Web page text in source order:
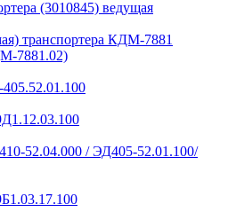
(3010845) ведущая
транспортера КДМ-7881
7881.02)
52.04.000 / ЭД405-52.01.100/